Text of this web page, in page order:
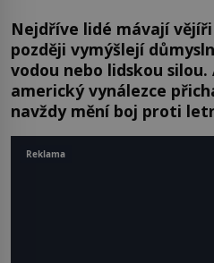
Nejdříve lidé mávají
později vymýšlejí
vodou nebo lidskou silou.
americký vynálezce
navždy mění boj proti
Reklama